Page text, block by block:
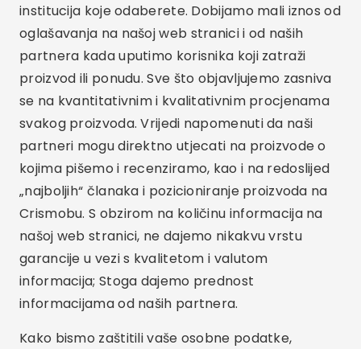
institucija koje odaberete. Dobijamo mali iznos od
oglašavanja na našoj web stranici i od naših
partnera kada uputimo korisnika koji zatraži
proizvod ili ponudu. Sve što objavljujemo zasniva
se na kvantitativnim i kvalitativnim procjenama
svakog proizvoda. Vrijedi napomenuti da naši
partneri mogu direktno utjecati na proizvode o
kojima pišemo i recenziramo, kao i na redoslijed
„najboljih“ članaka i pozicioniranje proizvoda na
Crismobu. S obzirom na količinu informacija na
našoj web stranici, ne dajemo nikakvu vrstu
garancije u vezi s kvalitetom i valutom
informacija; Stoga dajemo prednost
informacijama od naših partnera.
Kako bismo zaštitili vaše osobne podatke,